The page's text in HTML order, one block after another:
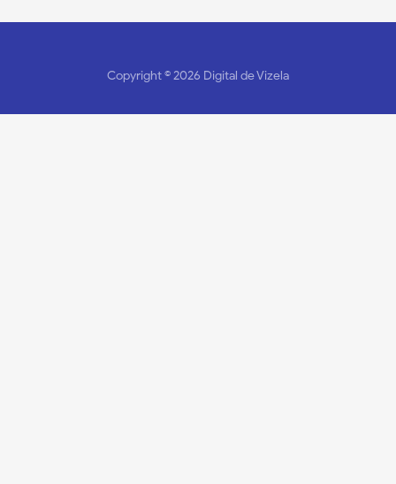
Copyright ©2026 Digital de Vizela